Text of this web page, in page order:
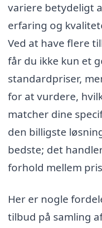
variere betydeligt
erfaring og
Ved at have flere
får du ikke kun et
standardpriser,
for at vurdere,
matcher dine
den billigste
bedste; det
forhold mellem
Her er nogle
tilbud på samling